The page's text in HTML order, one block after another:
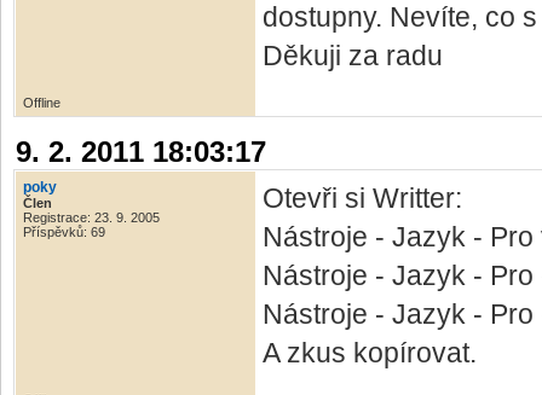
dostupny. Nevíte, co
Děkuji za radu
Offline
9. 2. 2011 18:03:17
poky
Člen
Registrace: 23. 9. 2005
Příspěvků: 69
Otevři si Writter:
Nástroje - Jazyk -
Nástroje - Jazyk -
Nástroje - Jazyk -
A zkus kopírovat.